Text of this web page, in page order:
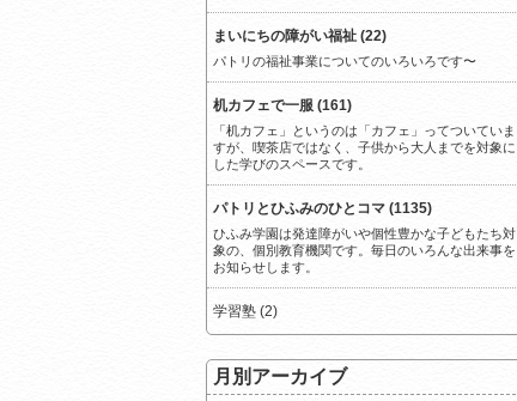
まいにちの障がい福祉 (22)
パトリの福祉事業についてのいろいろです〜
机カフェで一服 (161)
「机カフェ」というのは「カフェ」ってついていま
すが、喫茶店ではなく、子供から大人までを対象に
した学びのスペースです。
パトリとひふみのひとコマ (1135)
ひふみ学園は発達障がいや個性豊かな子どもたち対
象の、個別教育機関です。毎日のいろんな出来事を
お知らせします。
学習塾 (2)
月別アーカイブ